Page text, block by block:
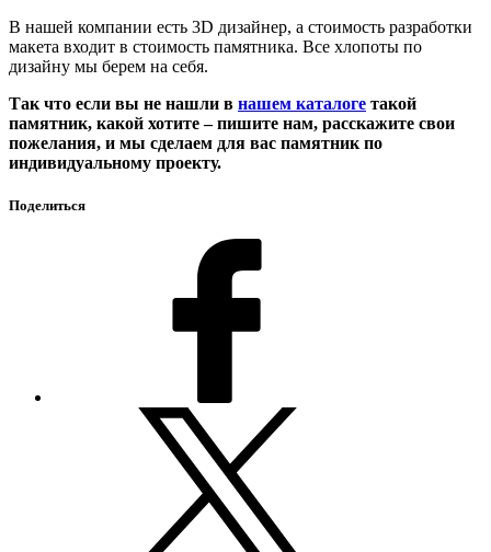
В нашей компании есть 3D дизайнер, а стоимость разработки
макета входит в стоимость памятника. Все хлопоты по
дизайну мы берем на себя.
Так что если вы не нашли в нашем каталоге такой
памятник, какой хотите – пишите нам, расскажите свои
пожелания, и мы сделаем для вас памятник по
индивидуальному проекту.
Поделиться